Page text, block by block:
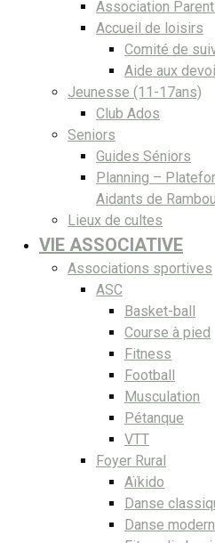
Association
Accueil de loisirs
Comité de
Aide aux
Jeunesse (11-17ans)
Club Ados
Seniors
Guides Séniors
Planning –
Aidants de
Lieux de cultes
VIE ASSOCIATIVE
Associations sportives
ASC
Basket-ball
Course à pied
Fitness
Football
Musculation
Pétanque
VTT
Foyer Rural
Aïkido
Danse
Danse